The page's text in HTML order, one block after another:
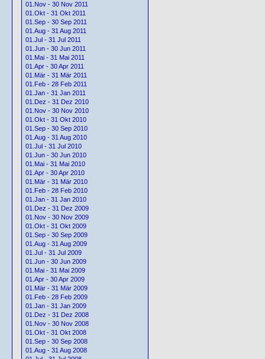
01.Nov - 30 Nov 2011
01.Okt - 31 Okt 2011
01.Sep - 30 Sep 2011
01.Aug - 31 Aug 2011
01.Jul - 31 Jul 2011
01.Jun - 30 Jun 2011
01.Mai - 31 Mai 2011
01.Apr - 30 Apr 2011
01.Mär - 31 Mär 2011
01.Feb - 28 Feb 2011
01.Jan - 31 Jan 2011
01.Dez - 31 Dez 2010
01.Nov - 30 Nov 2010
01.Okt - 31 Okt 2010
01.Sep - 30 Sep 2010
01.Aug - 31 Aug 2010
01.Jul - 31 Jul 2010
01.Jun - 30 Jun 2010
01.Mai - 31 Mai 2010
01.Apr - 30 Apr 2010
01.Mär - 31 Mär 2010
01.Feb - 28 Feb 2010
01.Jan - 31 Jan 2010
01.Dez - 31 Dez 2009
01.Nov - 30 Nov 2009
01.Okt - 31 Okt 2009
01.Sep - 30 Sep 2009
01.Aug - 31 Aug 2009
01.Jul - 31 Jul 2009
01.Jun - 30 Jun 2009
01.Mai - 31 Mai 2009
01.Apr - 30 Apr 2009
01.Mär - 31 Mär 2009
01.Feb - 28 Feb 2009
01.Jan - 31 Jan 2009
01.Dez - 31 Dez 2008
01.Nov - 30 Nov 2008
01.Okt - 31 Okt 2008
01.Sep - 30 Sep 2008
01.Aug - 31 Aug 2008